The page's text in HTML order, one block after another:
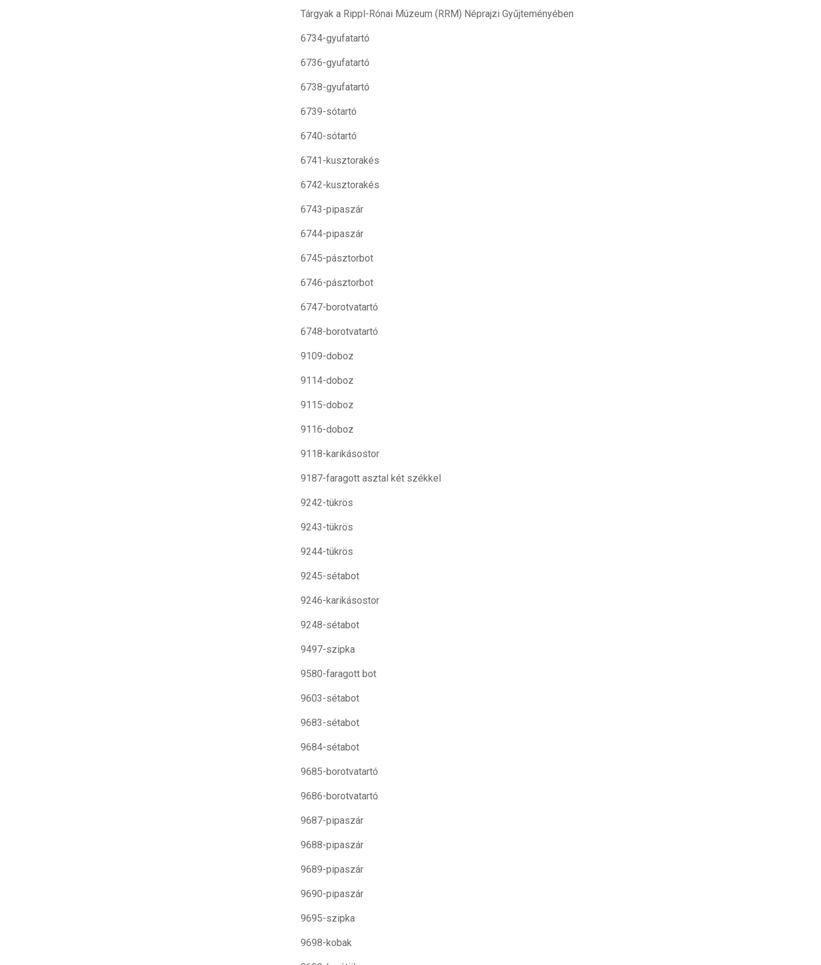
Tárgyak a Rippl-Rónai Múzeum (RRM) Néprajzi Gyűjteményében
6734-gyufatartó
6736-gyufatartó
6738-gyufatartó
6739-sótartó
6740-sótartó
6741-kusztorakés
6742-kusztorakés
6743-pipaszár
6744-pipaszár
6745-pásztorbot
6746-pásztorbot
6747-borotvatartó
6748-borotvatartó
9109-doboz
9114-doboz
9115-doboz
9116-doboz
9118-karikásostor
9187-faragott asztal két székkel
9242-tükrös
9243-tükrös
9244-tükrös
9245-sétabot
9246-karikásostor
9248-sétabot
9497-szipka
9580-faragott bot
9603-sétabot
9683-sétabot
9684-sétabot
9685-borotvatartó
9686-borotvatartó
9687-pipaszár
9688-pipaszár
9689-pipaszár
9690-pipaszár
9695-szipka
9698-kobak